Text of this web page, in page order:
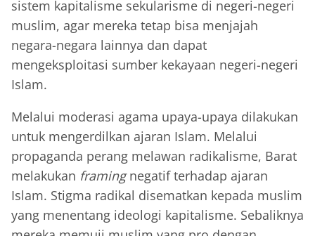
sistem kapitalisme sekularisme di negeri-negeri
muslim, agar mereka tetap bisa menjajah
negara-negara lainnya dan dapat
mengeksploitasi sumber kekayaan negeri-negeri
Islam.
Melalui moderasi agama upaya-upaya dilakukan
untuk mengerdilkan ajaran Islam. Melalui
propaganda perang melawan radikalisme, Barat
melakukan framingnegatif terhadap ajaran
Islam. Stigma radikal disematkan kepada muslim
yang menentang ideologi kapitalisme. Sebaliknya